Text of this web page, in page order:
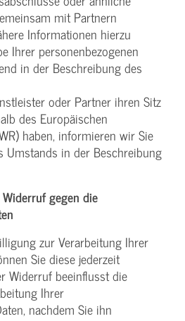
mit Partnern
Informationen hierzu
Ihrer personenbezogenen
in der Beschreibung des
oder Partner ihren Sitz
des Europäischen
haben, informieren wir Sie
Umstands in der Beschreibung
gegen die
zur Verarbeitung Ihrer
Sie diese jederzeit
Widerruf beeinflusst die
Ihrer
nachdem Sie ihn